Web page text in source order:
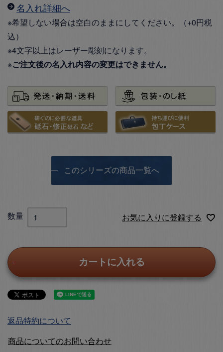
名入れ詳細へ
※希望しない場合は空白のままにしてください。（+0円税
込）
※4文字以上はレーザー彫刻になります。
※ご注文後の名入れ内容の変更はできません。
このシリーズの商品一覧へ
お気に入りに登録する
カートに入れる
返品特約について
商品についてのお問い合わせ